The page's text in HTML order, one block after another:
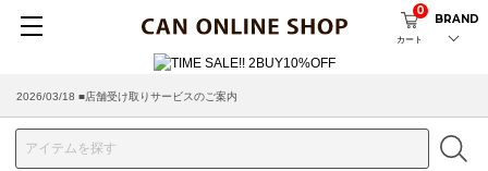
カート
0
BRAND
2026/08/04 ■8/13(木)AM2:00～サイトメンテナンス実施のお知らせ
2026/03/18 ■店舗受け取りサービスのご案内